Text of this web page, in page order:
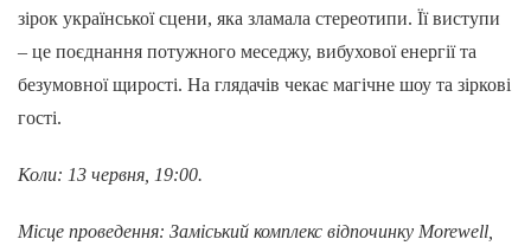
зірок української сцени, яка зламала стереотипи. Її виступи
– це поєднання потужного меседжу, вибухової енергії та
безумовної щирості. На глядачів чекає магічне шоу та зіркові
гості.
Коли: 13 червня, 19:00.
Місце проведення: Заміський комплекс відпочинку Morewell,